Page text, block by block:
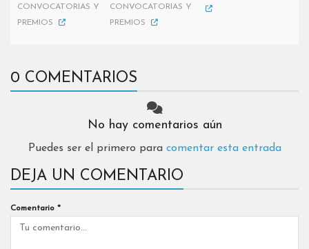
CONVOCATORIAS Y
PREMIOS
CONVOCATORIAS Y
PREMIOS
0 COMENTARIOS
No hay comentarios aún
Puedes ser el primero para comentar esta entrada
DEJA UN COMENTARIO
Comentario *